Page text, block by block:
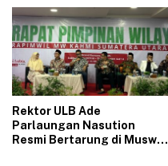
Rektor ULB Ade
Parlaungan Nasution
Resmi Bertarung di Muswil